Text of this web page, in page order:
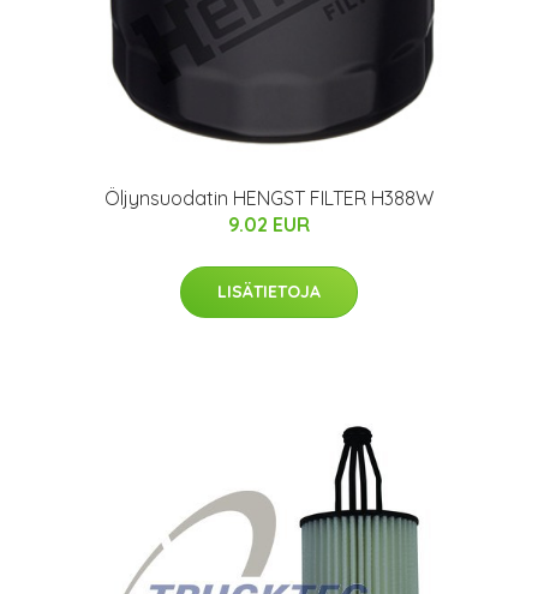
Öljynsuodatin HENGST FILTER H388W
9.02 EUR
LISÄTIETOJA